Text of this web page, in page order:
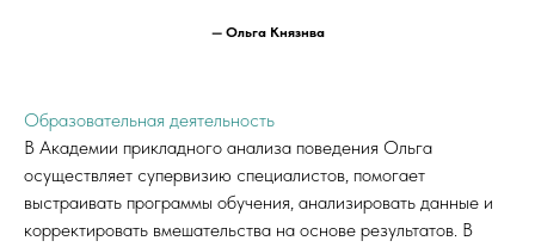
— Ольга Князнва
Образовательная деятельность
В Академии прикладного анализа поведения Ольга
осуществляет супервизию специалистов, помогает
выстраивать программы обучения, анализировать данные и
корректировать вмешательства на основе результатов. В